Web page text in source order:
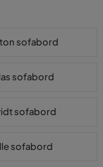
sofabord
sofabord
sofabord
sofabord